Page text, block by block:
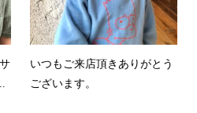
いつもご来店頂きありがとう
ございます。